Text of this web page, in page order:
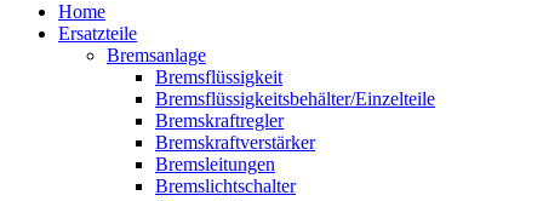
Home
Ersatzteile
Bremsanlage
Bremsflüssigkeit
Bremsflüssigkeitsbehälter/Einzelteile
Bremskraftregler
Bremskraftverstärker
Bremsleitungen
Bremslichtschalter